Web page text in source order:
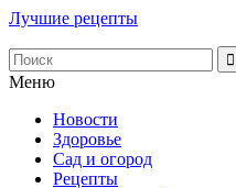
Лучшие рецепты
Меню
Новости
Здоровье
Сад и огород
Рецепты